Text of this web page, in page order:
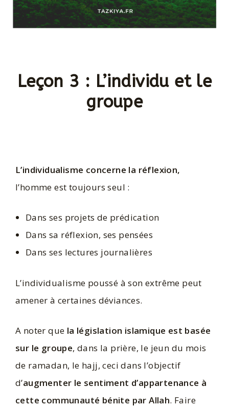
Leçon 3 : L’individu et le
groupe
L’individualisme concerne la réflexion,
l’homme est toujours seul :
Dans ses projets de prédication
Dans sa réflexion, ses pensées
Dans ses lectures journalières
L’individualisme poussé à son extrême peut
amener à certaines déviances.
A noter que la législation islamique est basée
sur le groupe, dans la prière, le jeun du mois
de ramadan, le hajj, ceci dans l’objectif
d’augmenter le sentiment d’appartenance à
cette communauté bénite par Allah. Faire